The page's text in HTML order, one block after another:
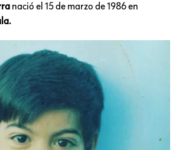
nació el 15 de marzo de 1986 en